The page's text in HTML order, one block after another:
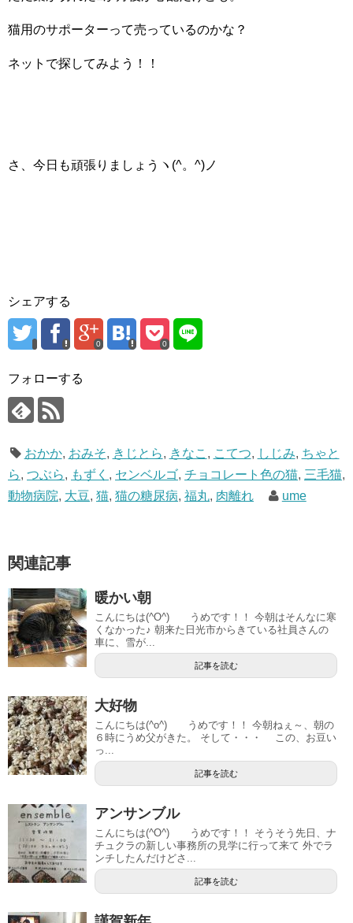
猫用のサポーターって売っているのかな？
ネットで探してみよう！！
さ、今日も頑張りましょうヽ(^。^)ノ
シェアする
0 0
フォローする
おかか, おみそ, きじとら, きなこ , こてつ, しじみ, ちゃと
ら, つぶら, もずく , センベルゴ, チョコレート色の猫, 三毛猫,
動物病院, 大豆, 猫, 猫の糖尿病, 福丸, 肉離れ ume
関連記事
暖かい朝
こんにちは(^O^) うめです！！ 今朝はそんなに寒
くなかった♪ 朝来た日光市からきている社員さんの
車に、雪が...
記事を読む
大好物
こんにちは(^o^) うめです！！ 今朝ねぇ～、朝の
６時にうめ父がきた。 そして・・・ この、お豆い
っ...
記事を読む
アンサンブル
こんにちは(^O^) うめです！！ そうそう先日、ナ
チュクラの新しい事務所の見学に行って来て 外でラ
ンチしたんだけどさ...
記事を読む